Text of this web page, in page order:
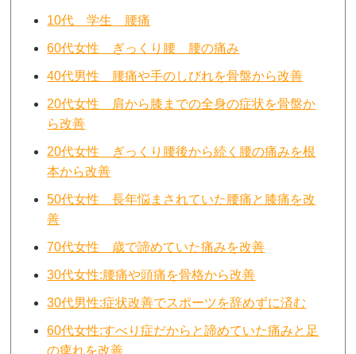
10代 学生 腰痛
60代女性 ぎっくり腰 腰の痛み
40代男性 腰痛や手のしびれを骨盤から改善
20代女性 肩から膝までの全身の症状を骨盤か
ら改善
20代女性 ぎっくり腰後から続く腰の痛みを根
本から改善
50代女性 長年悩まされていた腰痛と膝痛を改
善
70代女性 歳で諦めていた痛みを改善
30代女性:腰痛や頭痛を骨格から改善
30代男性:症状改善でスポーツを辞めずに済む
60代女性:すべり症だからと諦めていた痛みと足
の痺れを改善